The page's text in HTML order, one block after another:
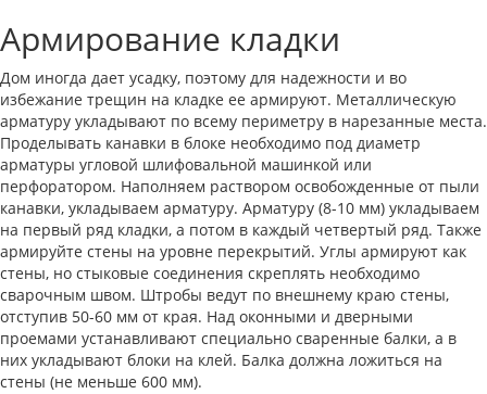
Армирование кладки
Дом иногда дает усадку, поэтому для надежности и во
избежание трещин на кладке ее армируют. Металлическую
арматуру укладывают по всему периметру в нарезанные места.
Проделывать канавки в блоке необходимо под диаметр
арматуры угловой шлифовальной машинкой или
перфоратором. Наполняем раствором освобожденные от пыли
канавки, укладываем арматуру. Арматуру (8-10 мм) укладываем
на первый ряд кладки, а потом в каждый четвертый ряд. Также
армируйте стены на уровне перекрытий. Углы армируют как
стены, но стыковые соединения скреплять необходимо
сварочным швом. Штробы ведут по внешнему краю стены,
отступив 50-60 мм от края. Над оконными и дверными
проемами устанавливают специально сваренные балки, а в
них укладывают блоки на клей. Балка должна ложиться на
стены (не меньше 600 мм).